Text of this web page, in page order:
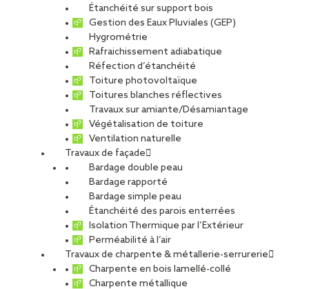
Étanchéité sur support bois
Gestion des Eaux Pluviales (GEP)
Hygrométrie
Rafraichissement adiabatique
Réfection d’étanchéité
Toiture photovoltaïque
Toitures blanches réflectives
Travaux sur amiante/Désamiantage
Végétalisation de toiture
Ventilation naturelle
Travaux de façade
Bardage double peau
Bardage rapporté
Bardage simple peau
Étanchéité des parois enterrées
Isolation Thermique par l’Extérieur
Perméabilité à l’air
Travaux de charpente & métallerie-serrurerie
Charpente en bois lamellé-collé
Charpente métallique